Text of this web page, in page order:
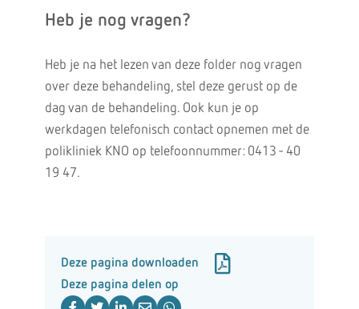
Heb je nog vragen?
Heb je na het lezen van deze folder nog vragen
over deze behandeling, stel deze gerust op de
dag van de behandeling. Ook kun je op
werkdagen telefonisch contact opnemen met de
polikliniek KNO op telefoonnummer: 0413 - 40
19 47.
Deze pagina downloaden
Deze pagina delen op